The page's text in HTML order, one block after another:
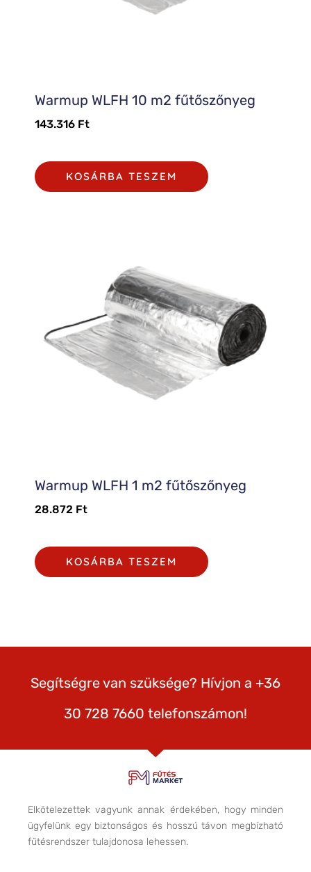
Warmup WLFH 10 m2 fűtőszőnyeg
143.316 Ft
KOSÁRBA TESZEM
Warmup WLFH 1 m2 fűtőszőnyeg
28.872 Ft
KOSÁRBA TESZEM
Segítségre van szüksége? Hívjon a +36
30 728 7660 telefonszámon!
Elkötelezettek vagyunk annak érdekében, hogy minden
ügyfelünk egy biztonságos és hosszú távon megbízható
fűtésrendszer tulajdonosa lehessen.